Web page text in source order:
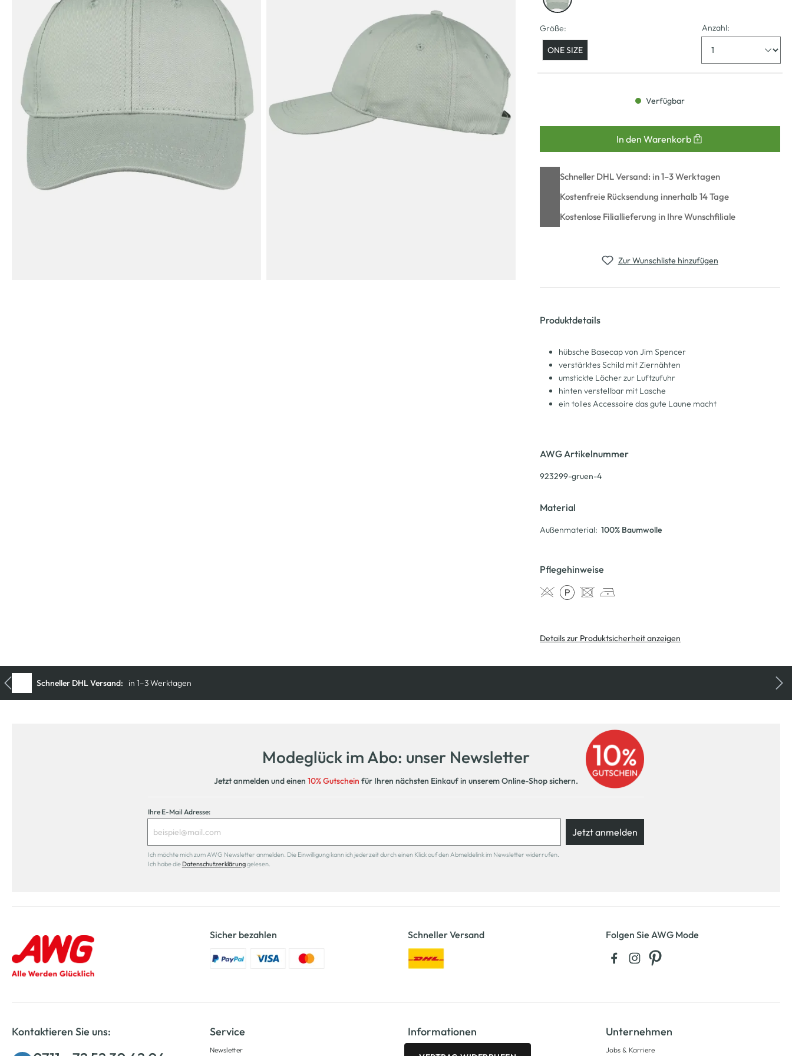
Größe:
ONE SIZE
Anzahl:
Verfügbar
In den Warenkorb
Schneller DHL Versand: in 1–3 Werktagen
Kostenfreie Rücksendung innerhalb 14 Tage
Kostenlose Filiallieferung in Ihre Wunschfiliale
Zur Wunschliste hinzufügen
Produktdetails
hübsche Basecap von Jim Spencer
verstärktes Schild mit Ziernähten
umstickte Löcher zur Luftzufuhr
hinten verstellbar mit Lasche
ein tolles Accessoire das gute Laune macht
AWG Artikelnummer
923299-gruen-4
Material
Außenmaterial: 100% Baumwolle
Pflegehinweise
Details zur Produktsicherheit anzeigen
Modeglück im Abo: unser Newsletter
Jetzt anmelden und einen 10% Gutschein für Ihren nächsten Einkauf in unserem Online-Shop sichern.
Ihre E-Mail Adresse:
Jetzt anmelden
Ich möchte mich zum AWG Newsletter anmelden. Die Einwilligung kann ich jederzeit durch einen Klick auf den Abmeldelink im Newsletter widerrufen.
Ich habe die Datenschutzerklärunggelesen.
Sicher bezahlen Schneller Versand Folgen Sie AWG Mode
Kontaktieren Sie uns: Service
Newsletter
Informationen Unternehmen
Jobs & Karriere